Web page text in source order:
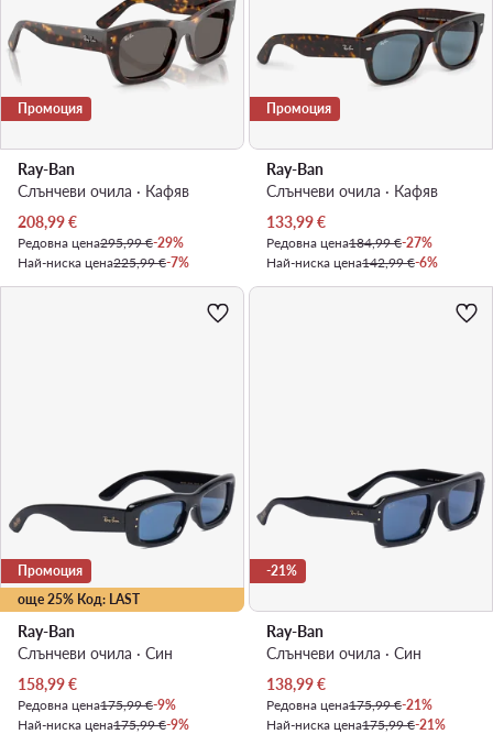
Промоция
Ray-Ban
Слънчеви очила · Кафяв
Актуална цена
208,99€
Редовна цена295,99 €-29%
Най-ниска цена225,99 €-7%
Промоция
Ray-Ban
Слънчеви очила · Кафяв
Актуална цена
133,99€
Редовна цена184,99 €-27%
Най-ниска цена142,99 €-6%
още 25% Код: LAST
Промоция
Ray-Ban
Слънчеви очила · Син
Актуална цена
158,99€
Редовна цена175,99 €-9%
Най-ниска цена175,99 €-9%
-21%
Ray-Ban
Слънчеви очила · Син
Актуална цена
138,99€
Редовна цена175,99 €-21%
Най-ниска цена175,99 €-21%